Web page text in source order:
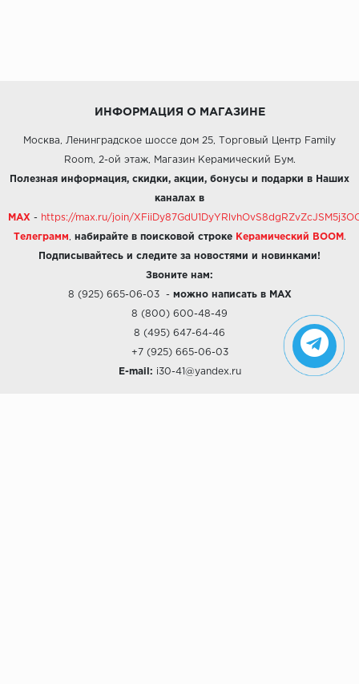
ИНФОРМАЦИЯ О МАГАЗИНЕ
Москва, Ленинградское шоссе дом 25, Торговый Центр Family
Room, 2-ой этаж, Магазин Керамический Бум.
Полезная информация, скидки, акции, бонусы и подарки в Наших
каналах в
MAX - https://max.ru/join/
Телеграмм набирайте в поисковой строке Керамический BOOM .
Подписывайтесь и следите за новостями и новинками!
Звоните нам:
8 (925) 665-06-03- можно написать в MAX
8 (800) 600-48-49
8 (495) 647-64-46
+7 (925) 665-06-03
E-mail: i30-41@yandex.ru